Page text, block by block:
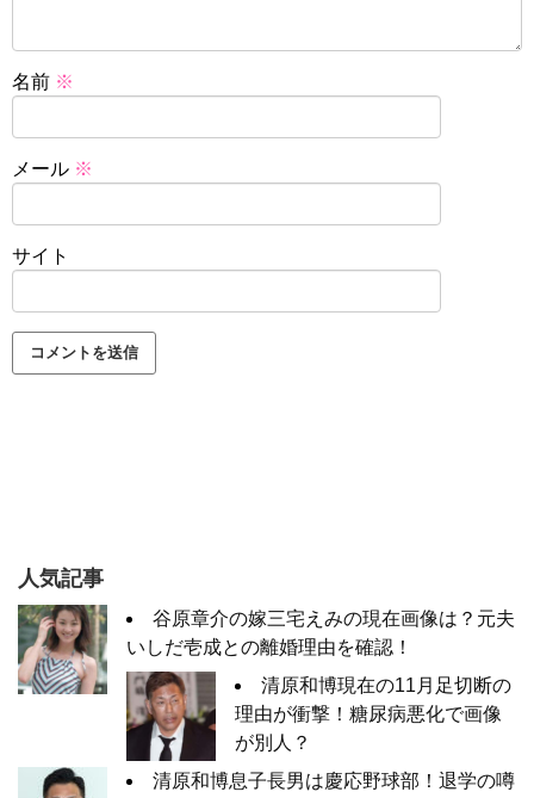
名前 ※
メール ※
サイト
人気記事
谷原章介の嫁三宅えみの現在画像は？元夫
いしだ壱成との離婚理由を確認！
清原和博現在の11月足切断の
理由が衝撃！糖尿病悪化で画像
が別人？
清原和博息子長男は慶応野球部！退学の噂